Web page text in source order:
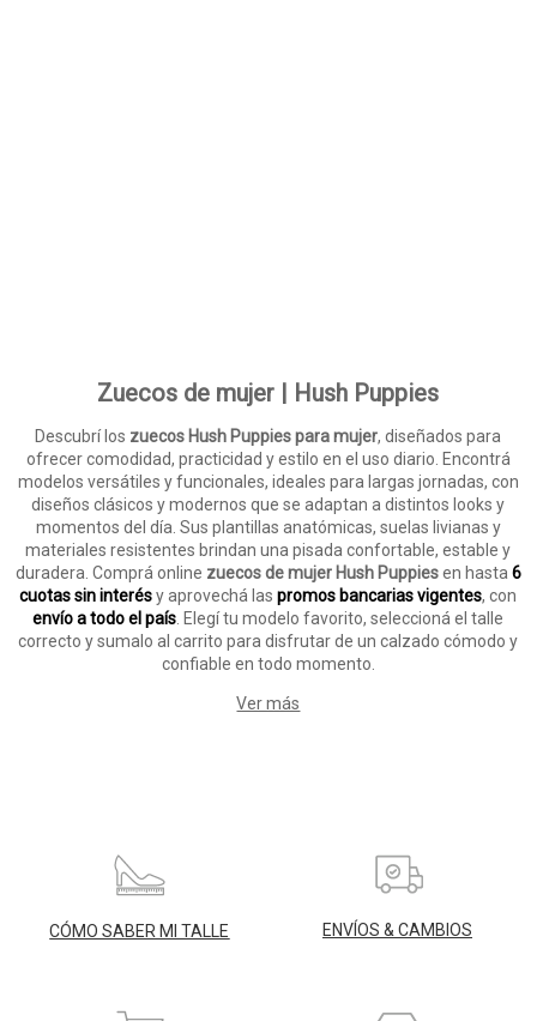
Zuecos de mujer | Hush Puppies
Descubrí los zuecos Hush Puppies para mujer, diseñados para
ofrecer comodidad, practicidad y estilo en el uso diario. Encontrá
modelos versátiles y funcionales, ideales para largas jornadas, con
diseños clásicos y modernos que se adaptan a distintos looks y
momentos del día. Sus plantillas anatómicas, suelas livianas y
materiales resistentes brindan una pisada confortable, estable y
duradera. Comprá online zuecos de mujer Hush Puppiesen hasta 6
cuotas sin interésy aprovechá laspromos bancarias vigentes, con
envío a todo el país . Elegí tu modelo favorito, seleccioná el talle
correcto y sumalo al carrito para disfrutar de un calzado cómodo y
confiable en todo momento.
Ver más
CÓMO SABER MI TALLE ENVÍOS & CAMBIOS